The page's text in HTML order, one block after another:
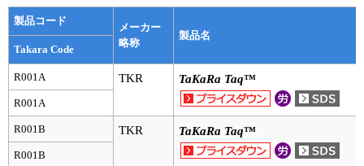
テクニカルサポートライン
ラーニングセンター
リアルタイムPCR実験ガイド
遺伝子検査ガイド（食品・水質・家畜他）
製品コード
メーカー
略称
製品名
Takara Code
R001A TKR TaKaRa Taq™
R001A
R001B TKR TaKaRa Taq™
R001B